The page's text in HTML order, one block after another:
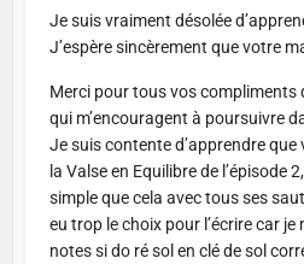
Je suis vraiment désolée
J’espère sincèrement que votre
Merci pour tous vos compliments
qui m’encouragent à poursuivre
Je suis contente d’apprendre
la Valse en Equilibre de l’épisode
simple que cela avec tous ses
eu trop le choix pour l’écrire car
notes si do ré sol en clé de sol